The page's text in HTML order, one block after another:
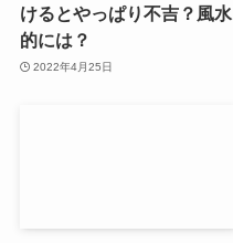
けるとやっぱり不吉？風水
的には？
2022年4月25日